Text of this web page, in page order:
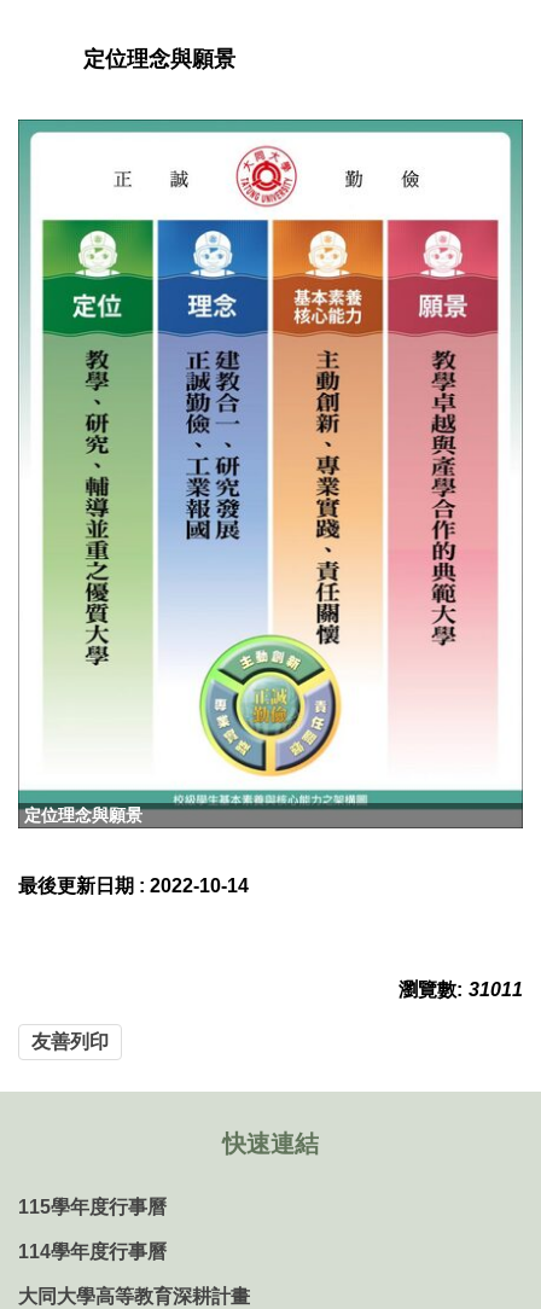
定位理念與願景
定位理念與願景
最後更新日期 : 2022-10-14
瀏覽數: 31011
友善列印
快速連結
115學年度行事曆
114學年度行事曆
大同大學高等教育深耕計畫